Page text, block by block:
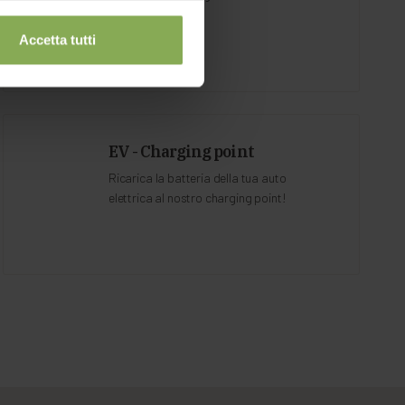
Accetta tutti
sono gratuiti.
EV - Charging point
Ricarica la batteria della tua auto
elettrica al nostro charging point!